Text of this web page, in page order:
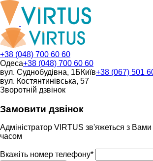
+38 (048) 700 60 60
Одеса+38 (048) 700 60 60
вул. Суднобудівна, 1БКиїв+38 (067) 501
вул. Костянтинівська, 57
Зворотній дзвінок
Замовити дзвінок
Адміністратор VIRTUS зв'яжеться з
часом
Вкажіть номер телефону*